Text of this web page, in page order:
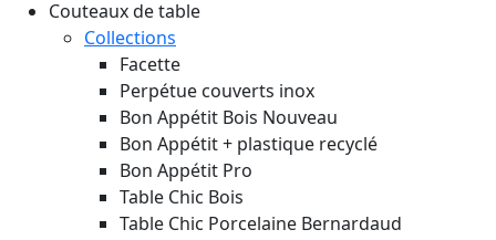
Couteaux de table
Collections
Facette
Perpétue couverts inox
Bon Appétit Bois Nouveau
Bon Appétit + plastique recyclé
Bon Appétit Pro
Table Chic Bois
Table Chic Porcelaine Bernardaud